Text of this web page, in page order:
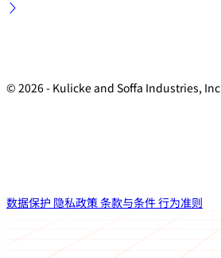
© 2026 - Kulicke and Soffa Industries, Inc
数据保护 隐私政策条款与条件行为准则